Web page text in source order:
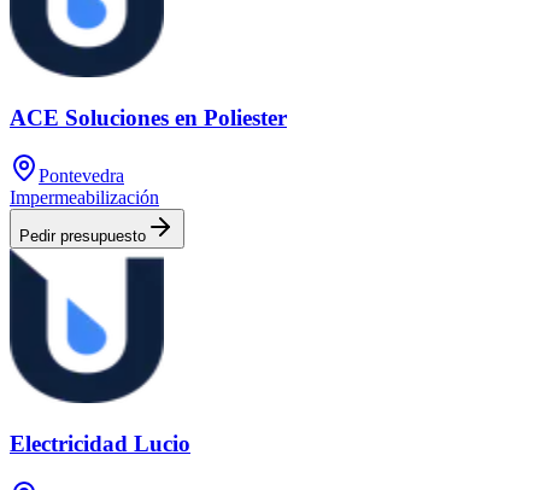
ACE Soluciones en Poliester
Pontevedra
Impermeabilización
Pedir presupuesto
Electricidad Lucio